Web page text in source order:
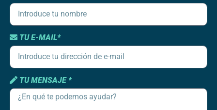
TU E-MAIL*
TU MENSAJE *